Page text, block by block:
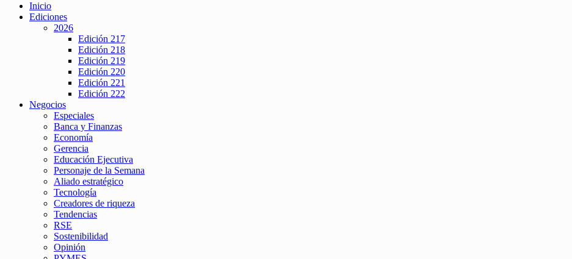
Inicio
Ediciones
2026
Edición 217
Edición 218
Edición 219
Edición 220
Edición 221
Edición 222
Negocios
Especiales
Banca y Finanzas
Economía
Gerencia
Educación Ejecutiva
Personaje de la Semana
Aliado estratégico
Tecnología
Creadores de riqueza
Tendencias
RSE
Sostenibilidad
Opinión